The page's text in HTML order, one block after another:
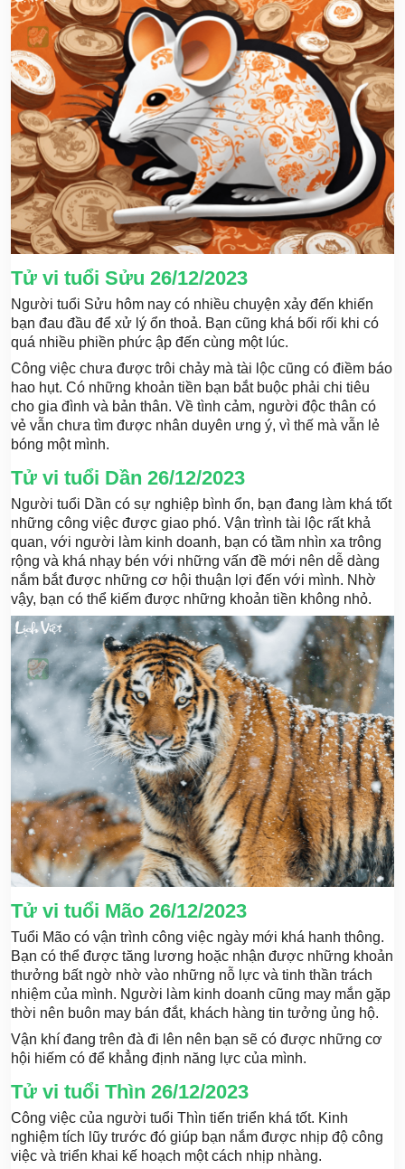
Tử vi tuổi Sửu 26/12/2023
Người tuổi Sửu hôm nay có nhiều chuyện xảy đến khiến
bạn đau đầu để xử lý ổn thoả. Bạn cũng khá bối rối khi có
quá nhiều phiền phức ập đến cùng một lúc.
Công việc chưa được trôi chảy mà tài lộc cũng có điềm báo
hao hụt. Có những khoản tiền bạn bắt buộc phải chi tiêu
cho gia đình và bản thân. Về tình cảm, người độc thân có
vẻ vẫn chưa tìm được nhân duyên ưng ý, vì thế mà vẫn lẻ
bóng một mình.
Tử vi tuổi Dần 26/12/2023
Người tuổi Dần có sự nghiệp bình ổn, bạn đang làm khá tốt
những công việc được giao phó. Vận trình tài lộc rất khả
quan, với người làm kinh doanh, bạn có tầm nhìn xa trông
rộng và khá nhạy bén với những vấn đề mới nên dễ dàng
nắm bắt được những cơ hội thuận lợi đến với mình. Nhờ
vậy, bạn có thể kiếm được những khoản tiền không nhỏ.
Tử vi tuổi Mão 26/12/2023
Tuổi Mão có vận trình công việc ngày mới khá hanh thông.
Bạn có thể được tăng lương hoặc nhận được những khoản
thưởng bất ngờ nhờ vào những nỗ lực và tinh thần trách
nhiệm của mình. Người làm kinh doanh cũng may mắn gặp
thời nên buôn may bán đắt, khách hàng tin tưởng ủng hộ.
Vận khí đang trên đà đi lên nên bạn sẽ có được những cơ
hội hiếm có để khẳng định năng lực của mình.
Tử vi tuổi Thìn 26/12/2023
Công việc của người tuổi Thìn tiến triển khá tốt. Kinh
nghiệm tích lũy trước đó giúp bạn nắm được nhịp độ công
việc và triển khai kế hoạch một cách nhịp nhàng.